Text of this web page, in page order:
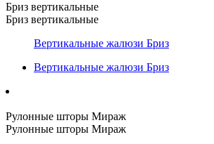
Бриз вертикальные
Бриз вертикальные
Вертикальные жалюзи Бриз
Вертикальные жалюзи Бриз
Рулонные шторы Мираж
Рулонные шторы Мираж